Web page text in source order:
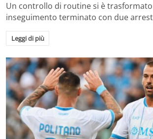
Un controllo di routine si è
inseguimento terminato con due
Leggi di più